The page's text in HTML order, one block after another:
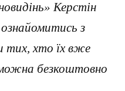
Керстін
з
тих, хто їх вже
безкоштовно